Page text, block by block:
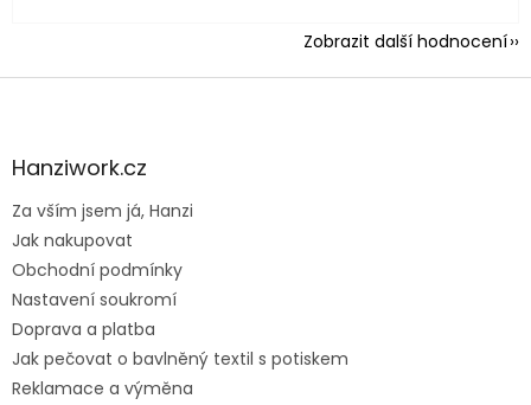
Zobrazit další hodnocení
Z
aHanziwork.cz
Za vším jsem já, Hanzi
Jak nakupovat
Obchodní podmínky
Nastavení soukromí
Doprava a platba
Jak pečovat o bavlněný textil s potiskem
Reklamace a výměna